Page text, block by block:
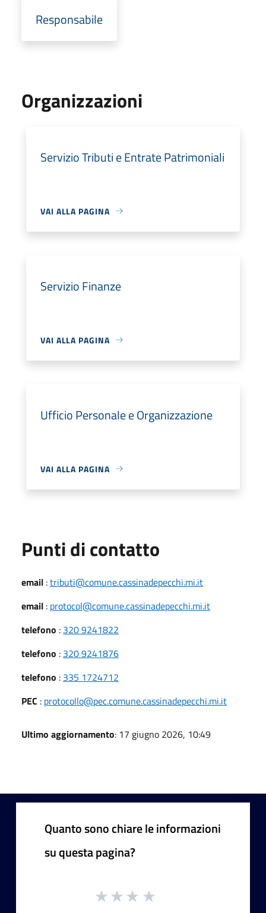
Responsabile
Organizzazioni
Servizio Tributi e Entrate Patrimoniali
VAI ALLA PAGINA
Servizio Finanze
VAI ALLA PAGINA
Ufficio Personale e Organizzazione
VAI ALLA PAGINA
Punti di contatto
email :tributi@comune.cassinadepecchi.mi.it
email : protocol@comune.cassinadepecchi.mi.it
telefono : 320 9241822
telefono : 320 9241876
telefono : 335 1724712
PEC : protocollo@pec.comune.cassinadepecchi.mi.it
Ultimo aggiornamento: 17 giugno 2026, 10:49
Quanto sono chiare le informazioni
su questa pagina?